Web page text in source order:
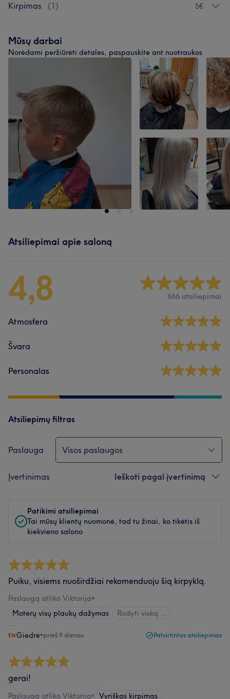
Kirpimas (1) 5€
Mūsų darbai
Norėdami peržiūrėti detales, paspauskite ant nuotraukos
Atsiliepimai apie saloną
4,8 666 atsiliepimai
Atmosfera
Švara
Personalas
Atsiliepimų filtras
Paslauga Visos paslaugos
Įvertinimas Ieškoti pagal įvertinimą
Patikimi atsiliepimai
Tai mūsų klientų nuomonė, tad tu žinai, ko tikėtis iš
kiekvieno salono
Puiku, visiems nuoširdžiai rekomenduoju šią kirpyklą.
Paslaugą atliko Viktorija•
Moterų visų plaukų dažymas
Rodyti viską...
Giedrė•prieš 9 dienas Patvirtintas atsiliepimas
gerai!
Paslaugą atliko Viktorija• Vyriškas kirpimas